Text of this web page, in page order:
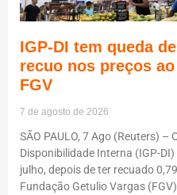
IGP-DI tem queda
recuo nos preços
FGV
7 de agosto de 2026
SÃO PAULO, 7 Ago (Reuters) –
Disponibilidade Interna (IGP-
julho, depois de ter recuado
Fundação Getulio Vargas